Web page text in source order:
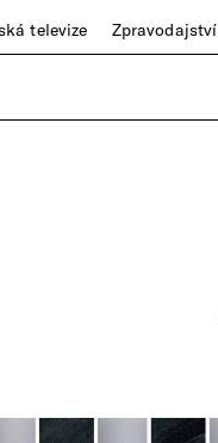
televize Zpravodajství